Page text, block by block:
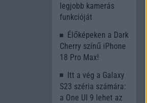
legjobb kamerás
funkcióját
Élőképeken a Dark
Cherry színű iPhone
18 Pro Max!
Itt a vég a Galaxy
S23 széria számára:
a One UI 9 lehet az